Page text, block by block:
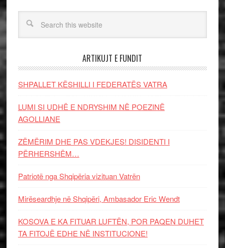
ARTIKUJT E FUNDIT
SHPALLET KËSHILLI I FEDERATËS VATRA
LUMI SI UDHË E NDRYSHIM NË POEZINË
AGOLLIANE
ZËMËRIM DHE PAS VDEKJES! DISIDENTI I
PËRHERSHËM…
Patriotë nga Shqipëria vizituan Vatrën
Mirëseardhje në Shqipëri, Ambasador Eric Wendt
KOSOVA E KA FITUAR LUFTËN, POR PAQEN DUHET
TA FITOJË EDHE NË INSTITUCIONE!